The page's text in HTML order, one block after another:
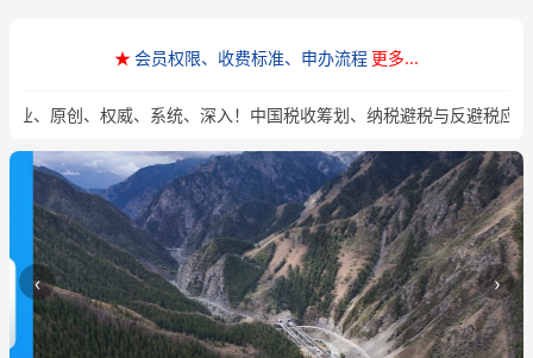
★会员权限、收费标准、申办流程 更多...
创、权威、系统、深入！中国税收筹划、纳税避税与反避税应用研
‹ ›